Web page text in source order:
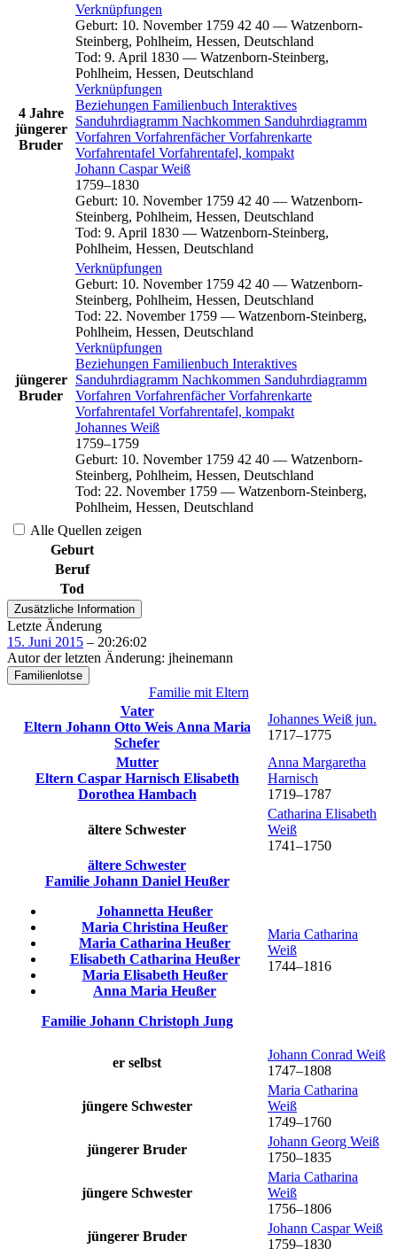
4 Jahre
jüngerer
Bruder
Verknüpfungen
Geburt: 10. November 1759 42 40 — Watzenborn-
Steinberg, Pohlheim, Hessen, Deutschland
Tod: 9. April 1830 — Watzenborn-Steinberg,
Pohlheim, Hessen, Deutschland
Verknüpfungen
Beziehungen Familienbuch Interaktives
Sanduhrdiagramm Nachkommen Sanduhrdiagramm
Vorfahren VorfahrenfächerVorfahrenkarte
Vorfahrentafel Vorfahrentafel, kompakt
Johann CasparWeiß
1759–1830
Geburt: 10. November 1759 42 40 — Watzenborn-
Steinberg, Pohlheim, Hessen, Deutschland
Tod: 9. April 1830 — Watzenborn-Steinberg,
Pohlheim, Hessen, Deutschland
jüngerer
Bruder
Verknüpfungen
Geburt: 10. November 1759 42 40 — Watzenborn-
Steinberg, Pohlheim, Hessen, Deutschland
Tod: 22. November 1759 — Watzenborn-Steinberg,
Pohlheim, Hessen, Deutschland
Verknüpfungen
Beziehungen Familienbuch Interaktives
Sanduhrdiagramm Nachkommen Sanduhrdiagramm
Vorfahren VorfahrenfächerVorfahrenkarte
Vorfahrentafel Vorfahrentafel, kompakt
Johannes Weiß
1759–1759
Geburt: 10. November 1759 42 40 — Watzenborn-
Steinberg, Pohlheim, Hessen, Deutschland
Tod: 22. November 1759 — Watzenborn-Steinberg,
Pohlheim, Hessen, Deutschland
Alle Quellen zeigen
Geburt
Beruf
Tod
Zusätzliche Information
Letzte Änderung
15. Juni 2015 – 20:26:02
Autor der letzten Änderung: jheinemann
Familienlotse
Familie mit Eltern
Vater
Eltern Johann Otto Weis Anna Maria
Schefer
Johannes Weiß jun.
1717–1775
Mutter
Eltern Caspar Harnisch Elisabeth
Dorothea Hambach
Anna Margaretha
Harnisch
1719–1787
ältere Schwester
Catharina Elisabeth
Weiß
1741–1750
ältere Schwester
Familie Johann Daniel Heußer
Johannetta Heußer
Maria Christina Heußer
Maria Catharina Heußer
Elisabeth Catharina Heußer
Maria Elisabeth Heußer
Anna Maria Heußer
Familie Johann Christoph Jung
Maria Catharina
Weiß
1744–1816
er selbst
Johann Conrad Weiß
1747–1808
jüngere Schwester
Maria Catharina
Weiß
1749–1760
jüngerer Bruder
Johann Georg Weiß
1750–1835
jüngere Schwester
Maria Catharina
Weiß
1756–1806
jüngerer Bruder
Johann CasparWeiß
1759–1830